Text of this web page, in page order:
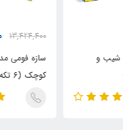
13,424,400
سازه فومی مدل
کوچک (6 تکه)